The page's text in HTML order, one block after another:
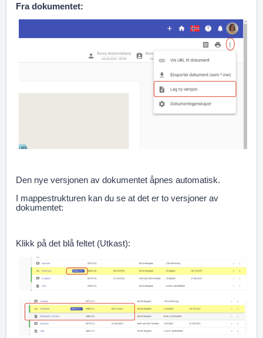
Fra dokumentet:
Den nye versjonen av dokumentet åpnes automatisk.
I mappestrukturen kan du se at det er to versjoner av
dokumentet:
Klikk på det blå feltet (Utkast):